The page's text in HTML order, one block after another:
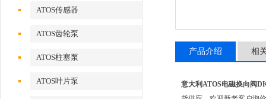
ATOS传感器
ATOS齿轮泵
ATOS柱塞泵
ATOS叶片泵
产品介绍 相
意大利ATOS电磁换向阀